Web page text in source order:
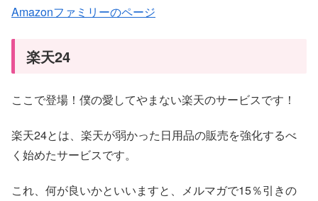
Amazonファミリーのページ
楽天24
ここで登場！僕の愛してやまない楽天のサービスです！
楽天24とは、楽天が弱かった日用品の販売を強化するべ
く始めたサービスです。
これ、何が良いかといいますと、メルマガで15％引きの